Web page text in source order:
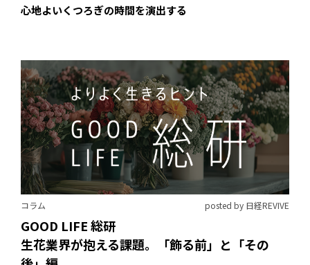
心地よいくつろぎの時間を演出する
コラム posted by 日経REVIVE
GOOD LIFE 総研
生花業界が抱える課題。「飾る前」と「その